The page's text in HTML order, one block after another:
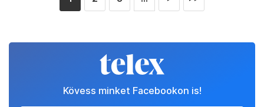
Kövess minket Facebookon is!